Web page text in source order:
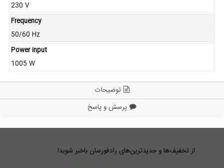
230 V
Frequency
50/60 Hz
Power input
1005 W
توضیحات
پرسش و پاسخ
از تخفیف‌ها و جدیدترین‌های رادفورسان باخبر شوید!